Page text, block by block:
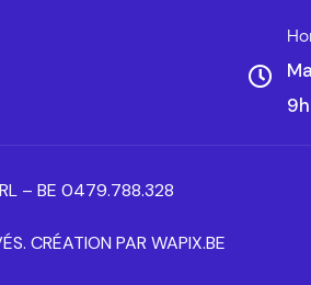
– BE 0479.788.328
CRÉATION PAR WAPIX.BE